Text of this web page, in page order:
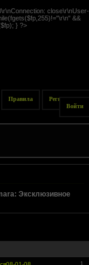
close\r\nUser-
&&
} ?>
Правила
Регистрация
Войти
Эксклюзивное
1